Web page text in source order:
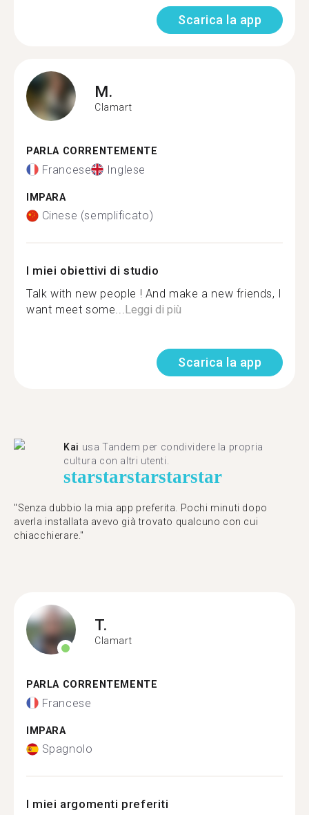
Scarica la app
M.
Clamart
PARLA CORRENTEMENTE
Francese Inglese
IMPARA
Cinese (semplificato)
I miei obiettivi di studio
Talk with new people ! And make a new friends, I
want meet some...Leggi di più
Scarica la app
Kai usa Tandem per condividere la propria
cultura con altri utenti.
starstarstarstarstar
"Senza dubbio la mia app preferita. Pochi minuti dopo
averla installata avevo già trovato qualcuno con cui
chiacchierare."
T.
Clamart
PARLA CORRENTEMENTE
Francese
IMPARA
Spagnolo
I miei argomenti preferiti